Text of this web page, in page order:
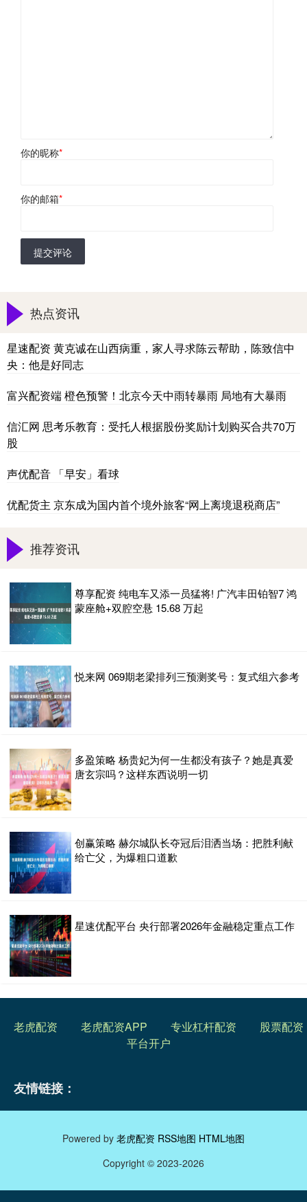
你的昵称*
你的邮箱*
提交评论
热点资讯
星速配资 黄克诚在山西病重，家人寻求陈云帮助，陈致信中
央：他是好同志
富兴配资端 橙色预警！北京今天中雨转暴雨 局地有大暴雨
信汇网 思考乐教育：受托人根据股份奖励计划购买合共70万
股
声优配音 「早安」看球
优配货主 京东成为国内首个境外旅客“网上离境退税商店”
推荐资讯
尊享配资 纯电车又添一员猛将! 广汽丰田铂智7 鸿
蒙座舱+双腔空悬 15.68 万起
悦来网 069期老梁排列三预测奖号：复式组六参考
多盈策略 杨贵妃为何一生都没有孩子？她是真爱
唐玄宗吗？这样东西说明一切
创赢策略 赫尔城队长夺冠后泪洒当场：把胜利献
给亡父，为爆粗口道歉
星速优配平台 央行部署2026年金融稳定重点工作
老虎配资 老虎配资APP 专业杠杆配资
股票配资
平台开户
友情链接：
Powered by 老虎配资 RSS地图 HTML地图
Copyright © 2023-2026